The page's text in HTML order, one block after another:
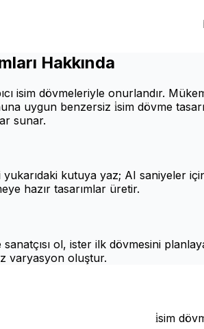
Hakkında
isim dövmeleriyle onurlandır.
uygun benzersiz i̇sim dövme
sunar.
yukarıdaki kutuya yaz; AI saniyeler
hazır tasarımlar üretir.
ol, ister ilk dövmesini
varyasyon oluştur.
i̇sim